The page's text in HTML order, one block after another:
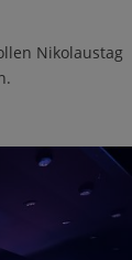
Nikolaustag